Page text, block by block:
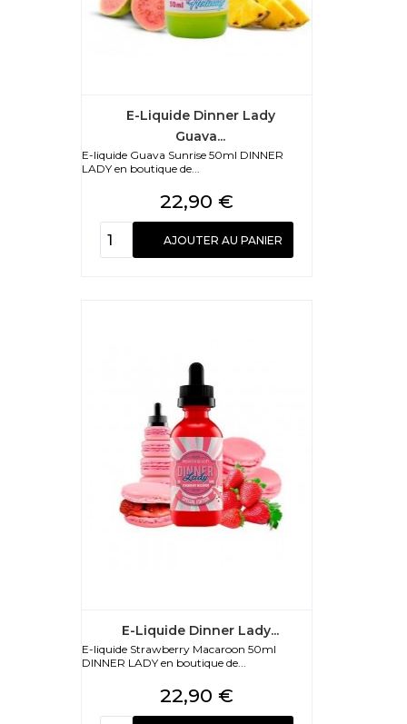
E-Liquide Dinner Lady
Guava...
E-liquide Guava Sunrise 50ml DINNER
LADY en boutique de...
Prix
22,90 €
AJOUTER AU PANIER
E-Liquide Dinner Lady...
E-liquide Strawberry Macaroon 50ml
DINNER LADY en boutique de...
Prix
22,90 €